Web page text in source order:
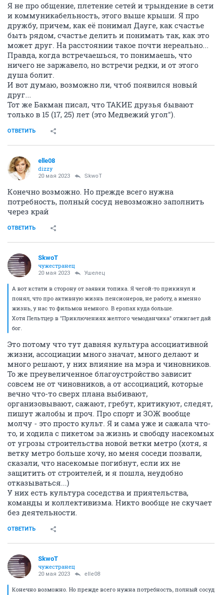
Я не про общение, плетение сетей и трындение в сети
и коммуникабельность, этого выше крыши. Я про
дружбу, причем, как её понимал Дауге, как счастье
быть рядом, счастье делить и понимать так, как это
может друг. На расстоянии такое почти нереально...
Правда, когда встречаешься, то понимаешь, что
ничего не заржавело, но встречи редки, и от этого
душа болит.
И вот думаю, возможно ли, чтоб появился новый
друг...
Тот же Бакман писал, что ТАКИЕ друзья бывают
только в 15 (17, 25) лет (это Медвежий угол").
ОТВЕТИТЬ
elle08
dizzy
20 мая 2023 SkwоT
Конечно возможно. Но прежде всего нужна
потребность, полный сосуд невозможно заполнить
через край
ОТВЕТИТЬ
SkwоT
чужестранец
20 мая 2023 Ушелец
А вот кстати в сторону от заявки топика. Я чегой-то прикинул и
понял, что про активную жизнь пенсионеров, не работу, а именно
жизнь, у нас то фильмов немного. В еропах куда больше.
Хотя Пельтцер в "Приключениях желтого чемоданчика" отжигает дай
бог.
Это потому что тут давняя культура ассоциативной
жизни, ассоциации много значат, много делают и
много решают, у них влияние на мэра и чиновников.
То же преувеличенное благоустройство зависит
совсем не от чиновников, а от ассоциаций, которые
вечно что-то сверх плана выбивают,
организовывают, сажают, гребут, критикуют, следят,
пишут жалобы и проч. Про спорт и ЗОЖ вообще
молчу - это просто культ. Я и сама уже и сажала что-
то, и ходила с пикетом за жизнь и свободу насекомых
от угрозы строительства новой ветки метро (хотя, я
ветку метро больше хочу, но меня соседи позвали,
сказали, что насекомые погибнут, если их не
защитить от строителей, и я пошла, неудобно
отказываться...)
У них есть культура соседства и приятельства,
команды и коллективизма. Никто вообще не скучает
без деятельности.
ОТВЕТИТЬ
SkwоT
чужестранец
20 мая 2023 elle08
Конечно возможно. Но прежде всего нужна потребность, полный сосуд